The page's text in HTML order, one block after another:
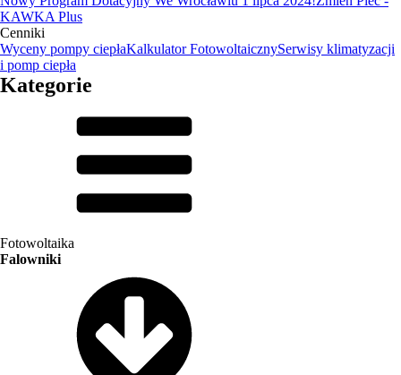
KAWKA Plus
Cenniki
Wyceny pompy ciepłaKalkulator FotowoltaicznySerwisy klimatyzacji
i pomp ciepła
Kategorie
Fotowoltaika
Falowniki